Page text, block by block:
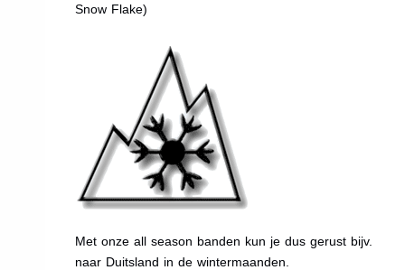
Snow Flake)
Met onze all season banden kun je dus gerust bijv.
naar Duitsland in de wintermaanden.